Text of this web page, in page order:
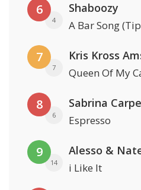
6
4
Shaboozy
A Bar Song
7
7
Kris Kross
Queen Of My
8
6
Sabrina
Espresso
9
14
Alesso &
i Like It